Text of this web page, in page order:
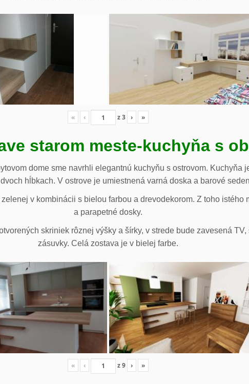
« ‹ z3 › »
starom meste-kuchyňa s
dome sme navrhli elegantnú kuchyňu s ostrovom. Kuchyňa
hĺbkach. V ostrove je umiestnená varná doska a barové
v kombinácii s bielou farbou a drevodekorom. Z toho istého
a parapetné dosky.
skriniek rôznej výšky a šírky, v strede bude zavesená TV,
zásuvky. Celá zostava je v bielej farbe.
« ‹ z9 › »